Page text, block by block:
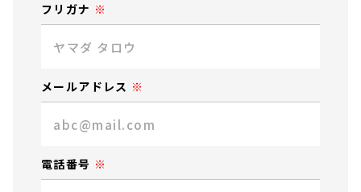
フリガナ
メールアドレス
電話番号